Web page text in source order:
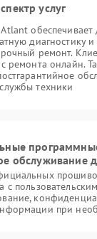
услуг
обеспечивает
диагностику
ремонт.
ремонта онлайн.
техники
обслуживание
с
при